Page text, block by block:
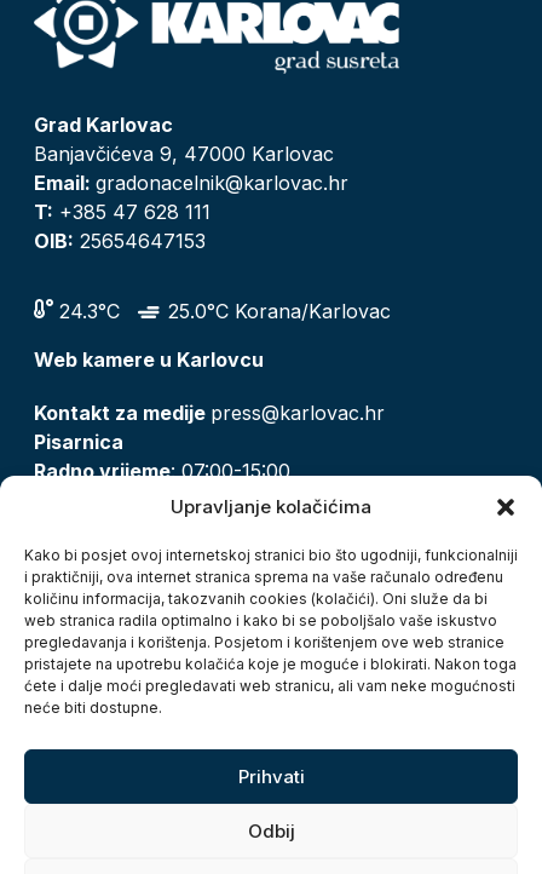
Upravljanje kolačićima
Kako bi posjet ovoj internetskoj stranici bio što ugodniji, funkcionalniji
i praktičniji, ova internet stranica sprema na vaše računalo određenu
količinu informacija, takozvanih cookies (kolačići). Oni služe da bi
web stranica radila optimalno i kako bi se poboljšalo vaše iskustvo
pregledavanja i korištenja. Posjetom i korištenjem ove web stranice
pristajete na upotrebu kolačića koje je moguće i blokirati. Nakon toga
ćete i dalje moći pregledavati web stranicu, ali vam neke mogućnosti
neće biti dostupne.
Prihvati
Odbij
Grad Karlovac
Banjavčićeva 9, 47000 Karlovac
Email: gradonacelnik@karlovac.hr
T: +385 47 628 111
OIB: 25654647153
24.3°C
25.0°C Korana/Karlovac
Web kamere u Karlovcu
Kontakt za medije press@karlovac.hr
Pisarnica
Radno vrijeme: 07:00-15:00
pisarnica@karlovac.hr
Zaštita osobnih podataka
Pristup informacijama
Kolačići
Izjava o pristupačnosti
Turistička zajednica grada Karlovca